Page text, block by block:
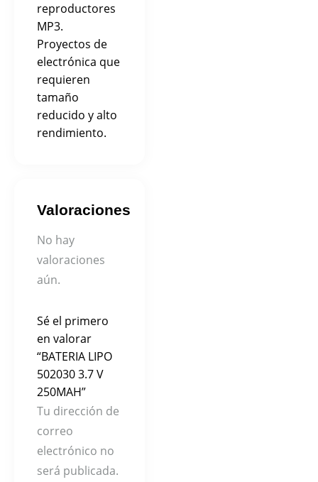
reproductores
MP3.
Proyectos de
electrónica que
requieren
tamaño
reducido y alto
rendimiento.
Valoraciones
No hay
valoraciones
aún.
Sé el primero
en valorar
“BATERIA LIPO
502030 3.7 V
250MAH”
Tu dirección de
correo
electrónico no
será publicada.